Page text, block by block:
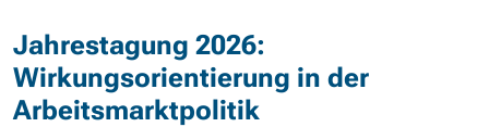
Jahrestagung 2026:
Wirkungsorientierung in der
Arbeitsmarktpolitik